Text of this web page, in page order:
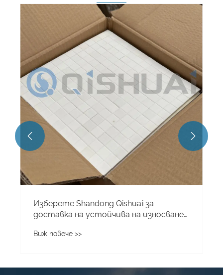
Какви са материалите и
характеристиките на композитната
износоустойчива тръба?
Виж повече >>
 